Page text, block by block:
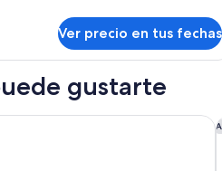
Ver precio en tus fechas
gustarte
Inclusive Resort